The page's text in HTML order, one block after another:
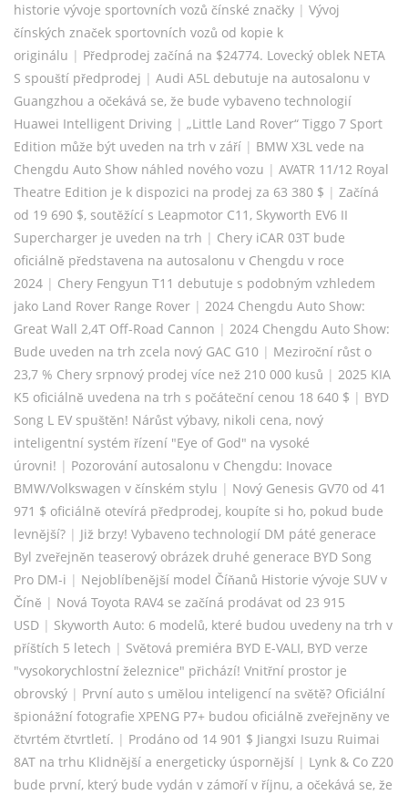
historie vývoje sportovních vozů čínské značky | Vývoj
čínských značek sportovních vozů od kopie k
originálu | Předprodej začíná na $24774. Lovecký oblek NETA
S spouští předprodej | Audi A5L debutuje na autosalonu v
Guangzhou a očekává se, že bude vybaveno technologií
Huawei Intelligent Driving | „Little Land Rover“ Tiggo 7 Sport
Edition může být uveden na trh v září | BMW X3L vede na
Chengdu Auto Show náhled nového vozu | AVATR 11/12 Royal
Theatre Edition je k dispozici na prodej za 63 380 $ | Začíná
od 19 690 $, soutěžící s Leapmotor C11, Skyworth EV6 II
Supercharger je uveden na trh | Chery iCAR 03T bude
oficiálně představena na autosalonu v Chengdu v roce
2024 | Chery Fengyun T11 debutuje s podobným vzhledem
jako Land Rover Range Rover | 2024 Chengdu Auto Show:
Great Wall 2,4T Off-Road Cannon | 2024 Chengdu Auto Show:
Bude uveden na trh zcela nový GAC G10 | Meziroční růst o
23,7 % Chery srpnový prodej více než 210 000 kusů | 2025 KIA
K5 oficiálně uvedena na trh s počáteční cenou 18 640 $ | BYD
Song L EV spuštěn! Nárůst výbavy, nikoli cena, nový
inteligentní systém řízení "Eye of God" na vysoké
úrovni! | Pozorování autosalonu v Chengdu: Inovace
BMW/Volkswagen v čínském stylu | Nový Genesis GV70 od 41
971 $ oficiálně otevírá předprodej, koupíte si ho, pokud bude
levnější? | Již brzy! Vybaveno technologií DM páté generace
Byl zveřejněn teaserový obrázek druhé generace BYD Song
Pro DM-i | Nejoblíbenější model Číňanů Historie vývoje SUV v
Číně | Nová Toyota RAV4 se začíná prodávat od 23 915
USD | Skyworth Auto: 6 modelů, které budou uvedeny na trh v
příštích 5 letech | Světová premiéra BYD E-VALI, BYD verze
"vysokorychlostní železnice" přichází! Vnitřní prostor je
obrovský | První auto s umělou inteligencí na světě? Oficiální
špionážní fotografie XPENG P7+ budou oficiálně zveřejněny ve
čtvrtém čtvrtletí. | Prodáno od 14 901 $ Jiangxi Isuzu Ruimai
8AT na trhu Klidnější a energeticky úspornější | Lynk & Co Z20
bude první, který bude vydán v zámoří v říjnu, a očekává se, že